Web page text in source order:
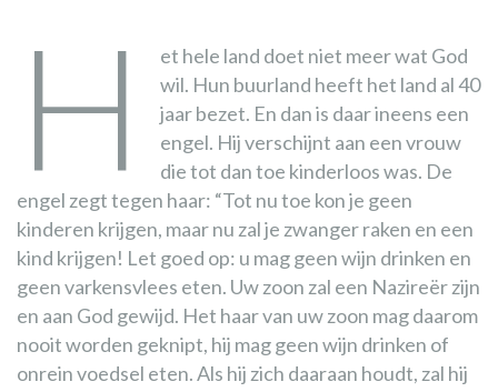
H
et hele land doet niet meer wat God
wil. Hun buurland heeft het land al 40
jaar bezet. En dan is daar ineens een
engel. Hij verschijnt aan een vrouw
die tot dan toe kinderloos was. De
engel zegt tegen haar: “Tot nu toe kon je geen
kinderen krijgen, maar nu zal je zwanger raken en een
kind krijgen! Let goed op: u mag geen wijn drinken en
geen varkensvlees eten. Uw zoon zal een Nazireër zijn
en aan God gewijd. Het haar van uw zoon mag daarom
nooit worden geknipt, hij mag geen wijn drinken of
onrein voedsel eten. Als hij zich daaraan houdt, zal hij